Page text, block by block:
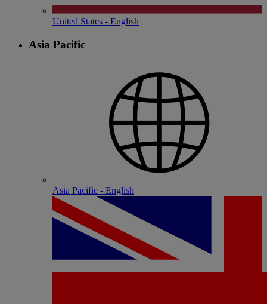
United States - English
Asia Pacific
Asia Pacific - English